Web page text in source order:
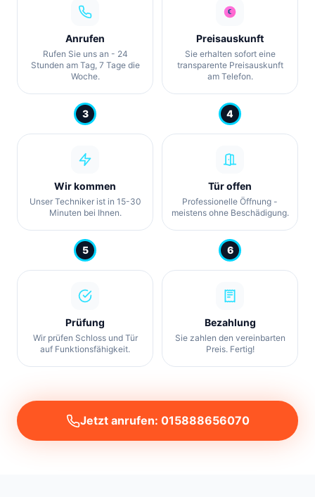
Anrufen
Rufen Sie uns an - 24
Stunden am Tag, 7 Tage die
Woche.
Preisauskunft
Sie erhalten sofort eine
transparente Preisauskunft
am Telefon.
3
Wir kommen
Unser Techniker ist in 15-30
Minuten bei Ihnen.
4
Tür offen
Professionelle Öffnung -
meistens ohne Beschädigung.
5
Prüfung
Wir prüfen Schloss und Tür
auf Funktionsfähigkeit.
6
Bezahlung
Sie zahlen den vereinbarten
Preis. Fertig!
Jetzt anrufen: 015888656070